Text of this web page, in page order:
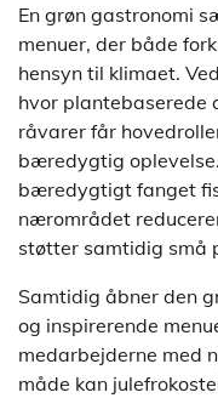
En grøn gastronomi
menuer, der både
hensyn til klimaet.
hvor plantebaserede
råvarer får
bæredygtig
bæredygtigt fanget
nærområdet
støtter samtidig små
Samtidig åbner den
og inspirerende
medarbejderne med
måde kan